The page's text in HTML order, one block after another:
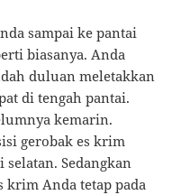
sampai ke pantai
biasanya. Anda
duluan meletakkan
di tengah pantai.
kemarin.
gerobak es krim
Sedangkan
krim Anda tetap pada